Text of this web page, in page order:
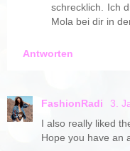
schrecklich. Ich
Mola bei dir in
Antworten
FashionRadi
3.
I also really liked
Hope you have an